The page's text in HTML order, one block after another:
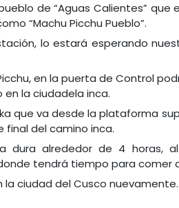
de “Aguas Calientes” que
“Machu Picchu Pueblo”.
lo estará esperando
en la puerta de Control
la ciudadela inca.
que va desde la plataforma
final del camino inca.
alrededor de 4 horas,
tendrá tiempo para comer
ciudad del Cusco nuevamente.